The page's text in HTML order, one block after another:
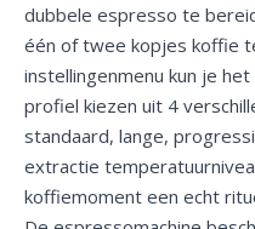
dubbele espresso te
één of twee kopjes koffie
instellingenmenu kun je
profiel kiezen uit 4
standaard, lange,
extractie
koffiemoment een echt